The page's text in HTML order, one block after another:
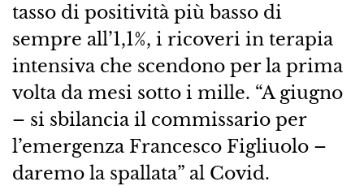
tasso di positività più basso di
sempre all’1,1%, i ricoveri in terapia
intensiva che scendono per la prima
volta da mesi sotto i mille. “A giugno
– si sbilancia il commissario per
l’emergenza Francesco Figliuolo –
daremo la spallata” al Covid.